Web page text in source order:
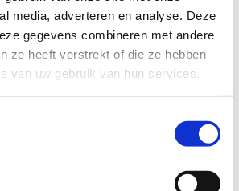
media, adverteren en analyse. Deze
gegevens combineren met andere
ze heeft verstrekt of die ze hebben
van uw gebruik van hun services.
masterclass opzaterdag 16
van 9.00u-15.00u.
met doorgedreven interesse voor